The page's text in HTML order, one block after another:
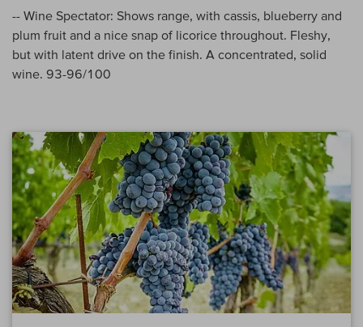
-- Wine Spectator: Shows range, with cassis, blueberry and
plum fruit and a nice snap of licorice throughout. Fleshy,
but with latent drive on the finish. A concentrated, solid
wine. 93-96/100